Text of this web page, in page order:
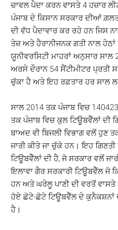
ਚਾਵਲ ਪੈਦਾ ਕਰਨ ਵਾਸਤੇ 4 ਹਜ਼ਾਰ
ਪੰਜਾਬ ਦੇ ਕਿਸਾਨ ਸਰਕਾਰ ਦੀਆਂ
ਦੀ ਵੱਧ ਪੈਦਾਵਾਰ ਕਰ ਰਹੇ ਹਨ ਜਿਸ
ਤੇਜ਼ ਅਤੇ ਹੈਰਾਨੀਜਨਕ ਗਤੀ ਨਾਲ ਹੇਠਾਂ
ਯੂਨੀਵਰਸਿਟੀ ਮਾਹਰਾਂ ਅਨੁਸਾਰ ਸਾਲ
ਅਰਸੇ ਦੌਰਾਨ 54 ਸੈਂਟੀਮੀਟਰ ਪ੍ਰਤੀ
ਚੁੱਕਾ ਹੈ ਅਤੇ ਇਹ ਰਫ਼ਤਾਰ ਹਰ ਸਾਲ
ਸਾਲ 2014 ਤਕ ਪੰਜਾਬ ਵਿਚ
ਤਕ ਪੰਜਾਬ ਵਿਚ ਕੁਲ ਟਿਊਬਵੈੱਲਾਂ ਦੀ
ਬਾਅਦ ਵੀ ਬਿਜਲੀ ਵਿਭਾਗ ਵਲੋਂ ਹੁਣ
ਜਾਰੀ ਕੀਤੇ ਜਾ ਚੁੱਕੇ ਹਨ। ਇਹ
ਟਿਊਬਵੈੱਲਾਂ ਦੀ ਹੈ, ਜੋ ਸਰਕਾਰ ਵਲੋਂ
ਇਲਾਵਾ ਗੈਰ ਸਰਕਾਰੀ ਟਿਊਬਵੈੱਲ ਜੋ
ਹਨ ਅਤੇ ਘਰੇਲੂ ਪਾਣੀ ਦੀ ਵਰਤੋਂ
ਹੋਏ ਛੋਟੇ-ਛੋਟੇ ਟਿਊਬਵੈੱਲ ਦੇ ਕੁਨੈਕਸ਼ਨਾਂ
ਹੈ।